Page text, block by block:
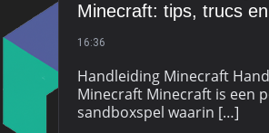
Minecraft: tips, trucs
16:36
Handleiding Minecraft
Minecraft Minecraft is een
sandboxspel waarin […]